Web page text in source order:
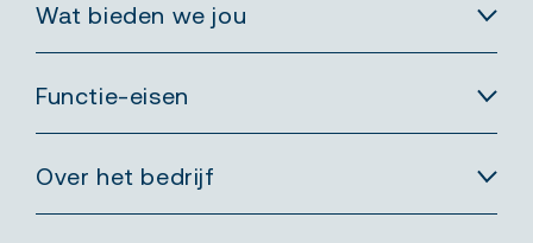
Wat bieden we jou
Functie-eisen
Over het bedrijf